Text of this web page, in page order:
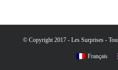
© Copyright 2017 - Les Surprises -
Français